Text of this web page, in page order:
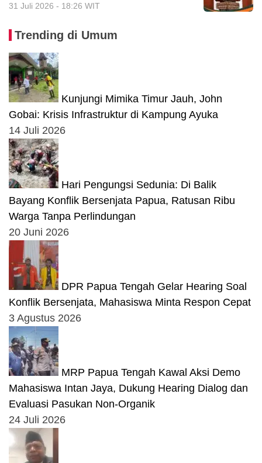
31 Juli 2026 - 18:26 WIT
Trending di Umum
Kunjungi Mimika Timur Jauh, John
Gobai: Krisis Infrastruktur di Kampung Ayuka
14 Juli 2026
Hari Pengungsi Sedunia: Di Balik
Bayang Konflik Bersenjata Papua, Ratusan Ribu
Warga Tanpa Perlindungan
20 Juni 2026
DPR Papua Tengah Gelar Hearing Soal
Konflik Bersenjata, Mahasiswa Minta Respon Cepat
3 Agustus 2026
MRP Papua Tengah Kawal Aksi Demo
Mahasiswa Intan Jaya, Dukung Hearing Dialog dan
Evaluasi Pasukan Non-Organik
24 Juli 2026